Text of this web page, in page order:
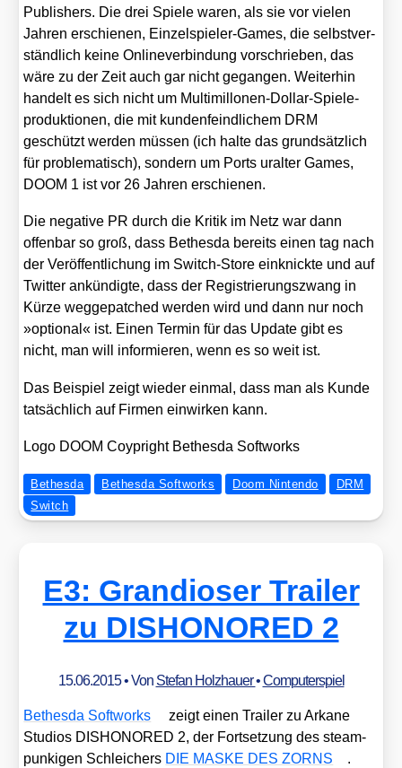
Publishers. Die drei Spie­le waren, als sie vor vie­len
Jah­ren erschie­nen, Ein­zel­spie­ler-Games, die selbst­ver­
ständ­lich kei­ne Onlin­ever­bin­dung vor­schrie­ben, das
wäre zu der Zeit auch gar nicht gegan­gen. Wei­ter­hin
han­delt es sich nicht um Mul­ti­mil­lo­nen-Dol­lar-Spie­le­
pro­duk­tio­nen, die mit kun­den­feind­li­chem DRM
geschützt wer­den müs­sen (ich hal­te das grund­sätz­lich
für pro­ble­ma­tisch), son­dern um Ports uralter Games,
DOOM 1 ist vor 26 Jah­ren erschie­nen.
Die nega­ti­ve PR durch die Kri­tik im Netz war dann
offen­bar so groß, dass Bethes­da bereits einen tag nach
der Ver­öf­fent­li­chung im Switch-Store ein­knick­te und auf
Twit­ter ankün­dig­te, dass der Regis­trie­rungs­zwang in
Kür­ze weg­ge­patched wer­den wird und dann nur noch
»optio­nal« ist. Einen Ter­min für das Update gibt es
nicht, man will infor­mie­ren, wenn es so weit ist.
Das Bei­spiel zeigt wie­der ein­mal, dass man als Kun­de
tat­säch­lich auf Fir­men ein­wir­ken kann.
Logo DOOM Coyp­right Bethes­da Soft­works
Bethesda Bethesda Softworks Doom Nintendo
DRM
Switch
E3: Grandioser Trailer
zu DISHONORED 2
15.06.2015• Von Stefan Holzhauer•Computerspiel
Bethes­da Soft­works
zeigt einen Trai­ler zu Arka­ne
Stu­di­os DISHONORED 2, der Fort­set­zung des steam­
pun­ki­gen Schlei­chers DIE MASKE DES ZORNS .